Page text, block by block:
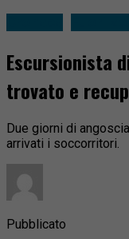
Escursionista
trovato e
Due giorni di
arrivati i soccorritori.
Pubblicato